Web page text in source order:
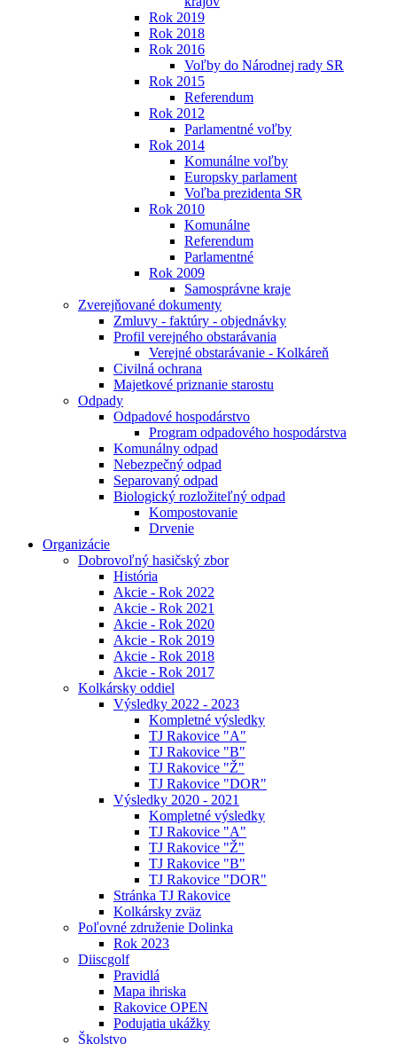
Rok 2019
Rok 2018
Rok 2016
Voľby do Národnej rady SR
Rok 2015
Referendum
Rok 2012
Parlamentné voľby
Rok 2014
Komunálne voľby
Europsky parlament
Voľba prezidenta SR
Rok 2010
Komunálne
Referendum
Parlamentné
Rok 2009
Samosprávne kraje
Zverejňované dokumenty
Zmluvy - faktúry - objednávky
Profil verejného obstarávania
Verejné obstarávanie - Kolkáreň
Civilná ochrana
Majetkové priznanie starostu
Odpady
Odpadové hospodárstvo
Program odpadového hospodárstva
Komunálny odpad
Nebezpečný odpad
Separovaný odpad
Biologický rozložiteľný odpad
Kompostovanie
Drvenie
Organizácie
Dobrovoľný hasičský zbor
História
Akcie - Rok 2022
Akcie - Rok 2021
Akcie - Rok 2020
Akcie - Rok 2019
Akcie - Rok 2018
Akcie - Rok 2017
Kolkársky oddiel
Výsledky 2022 - 2023
Kompletné výsledky
TJ Rakovice "A"
TJ Rakovice "B"
TJ Rakovice "Ž"
TJ Rakovice "DOR"
Výsledky 2020 - 2021
Kompletné výsledky
TJ Rakovice "A"
TJ Rakovice "Ž"
TJ Rakovice "B"
TJ Rakovice "DOR"
Stránka TJ Rakovice
Kolkársky zväz
Poľovné združenie Dolinka
Rok 2023
Diiscgolf
Pravidlá
Mapa ihriska
Rakovice OPEN
Podujatia ukážky
Školstvo